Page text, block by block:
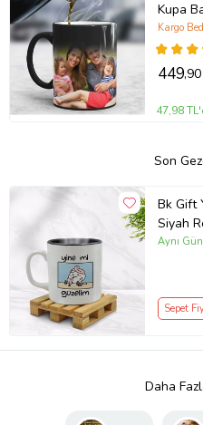
Kupa
Kargo
449
47,98
Son
Bk Gift
Siyah
Aynı
Sepet
Daha